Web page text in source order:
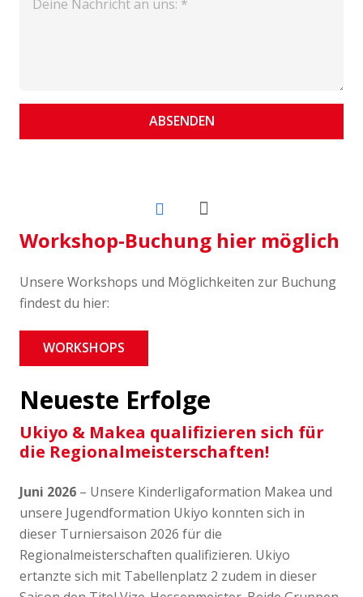
ABSENDEN
Workshop-Buchung hier möglich
Unsere Workshops und Möglichkeiten zur Buchung
findest du hier:
WORKSHOPS
Neueste Erfolge
Ukiyo & Makea qualifizieren sich für
die Regionalmeisterschaften!
Juni 2026 – Unsere Kinderligaformation Makea und
unsere Jugendformation Ukiyo konnten sich in
dieser Turniersaison 2026 für die
Regionalmeisterschaften qualifizieren. Ukiyo
ertanzte sich mit Tabellenplatz 2 zudem in dieser